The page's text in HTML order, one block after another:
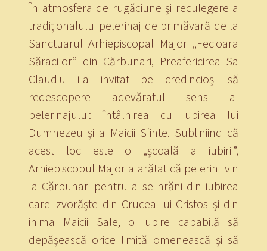
În atmosfera de rugăciune și reculegere a
tradiționalului pelerinaj de primăvară de la
Sanctuarul Arhiepiscopal Major „Fecioara
Săracilor” din Cărbunari, Preafericirea Sa
Claudiu i-a invitat pe credincioși să
redescopere adevăratul sens al
pelerinajului: întâlnirea cu iubirea lui
Dumnezeu și a Maicii Sfinte. Subliniind că
acest loc este o „școală a iubirii”,
Arhiepiscopul Major a arătat că pelerinii vin
la Cărbunari pentru a se hrăni din iubirea
care izvorăște din Crucea lui Cristos și din
inima Maicii Sale, o iubire capabilă să
depășească orice limită omenească și să